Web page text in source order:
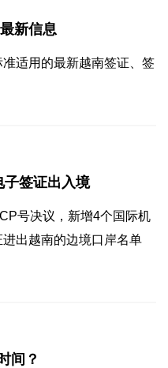
新信息
适用的最新越南签证、签
子签证出入境
号决议，新增4个国际机
出越南的边境口岸名单
间？